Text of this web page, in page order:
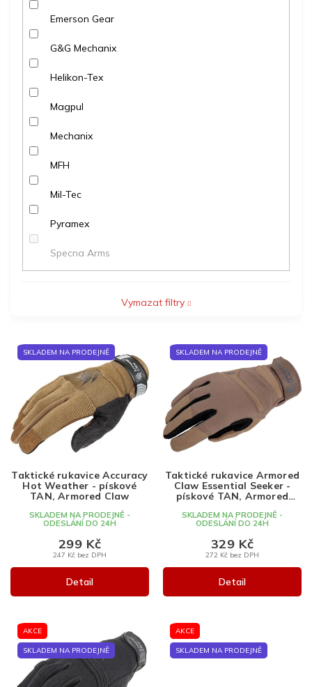
Emerson Gear
G&G Mechanix
Helikon-Tex
Magpul
Mechanix
MFH
Mil-Tec
Pyramex
Specna Arms
Vymazat filtry
V
p
r
u
SKLADEM NA PRODEJNĚ
Taktické rukavice Accuracy
Hot Weather - pískové
TAN, Armored Claw
SKLADEM NA PRODEJNĚ -
ODESLÁNÍ DO 24H
247 Kč bez DPH
299 Kč
Detail
SKLADEM NA PRODEJNĚ
Taktické rukavice Armored
Claw Essential Seeker -
pískové TAN, Armored
SKLADEM NA PRODEJNĚ -
ODESLÁNÍ DO 24H
272 Kč bez DPH
329 Kč
Detail
AKCE
SKLADEM NA PRODEJNĚ
AKCE
SKLADEM NA PRODEJNĚ